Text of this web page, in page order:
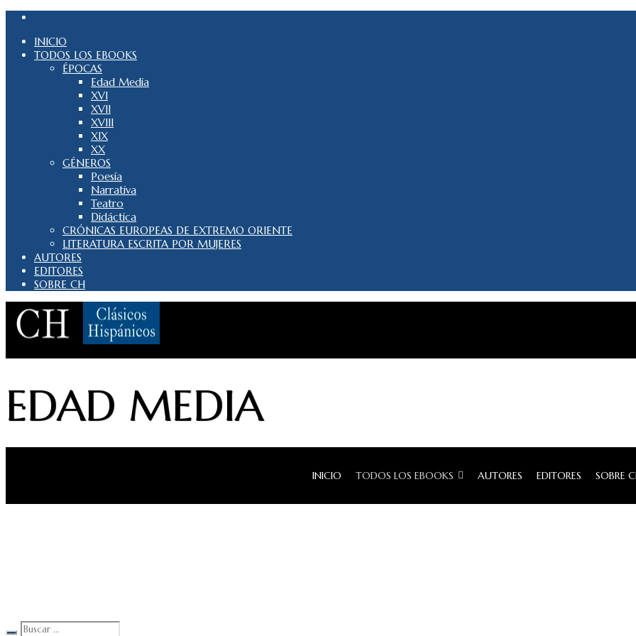
INICIO
TODOS LOS EBOOKS
ÉPOCAS
Edad Media
XVI
XVII
XVIII
XIX
XX
GÉNEROS
Poesía
Narrativa
Teatro
Didáctica
CRÓNICAS EUROPEAS DE EXTREMO ORIENTE
LITERATURA ESCRITA POR MUJERES
AUTORES
EDITORES
SOBRE CH
INICIO TODOS LOS EBOOKS AUTORES EDITORES SOBRE
EDAD MEDIA